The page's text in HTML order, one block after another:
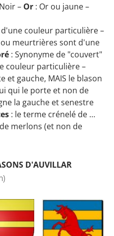
– Or : Or ou jaune –
couleur particulière –
meurtrières sont d'une
: Synonyme de "couvert"
couleur particulière –
et gauche, MAIS le blason
qui le porte et non de
la gauche et senestre
: le terme crénelé de …
merlons (et non de
D'AUVILLAR